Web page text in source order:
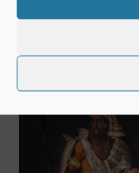
En 1550 comenzó un espectáculo
debate: ¿es conforme a la justicia la
civilización y conversión de los